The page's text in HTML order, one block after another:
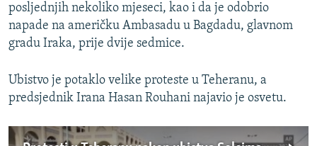
posljednjih nekoliko mjeseci, kao i da je odobrio
napade na američku Ambasadu u Bagdadu, glavnom
gradu Iraka, prije dvije sedmice.
Ubistvo je potaklo velike proteste u Teheranu, a
predsjednik Irana Hasan Rouhani najavio je osvetu.